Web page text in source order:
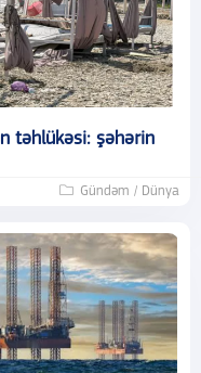
təhlükəsi: şəhərin
Gündəm / Dünya